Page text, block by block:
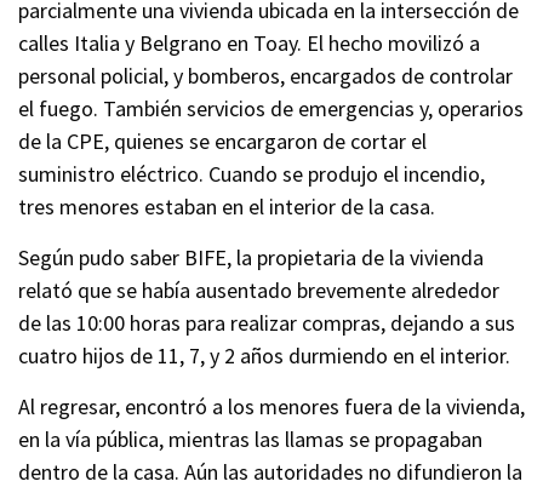
parcialmente una vivienda ubicada en la intersección de
calles Italia y Belgrano en Toay. El hecho movilizó a
personal policial, y bomberos, encargados de controlar
el fuego. También servicios de emergencias y, operarios
de la CPE, quienes se encargaron de cortar el
suministro eléctrico. Cuando se produjo el incendio,
tres menores estaban en el interior de la casa.
Según pudo saber BIFE, la propietaria de la vivienda
relató que se había ausentado brevemente alrededor
de las 10:00 horas para realizar compras, dejando a sus
cuatro hijos de 11, 7, y 2 años durmiendo en el interior.
Al regresar, encontró a los menores fuera de la vivienda,
en la vía pública, mientras las llamas se propagaban
dentro de la casa. Aún las autoridades no difundieron la